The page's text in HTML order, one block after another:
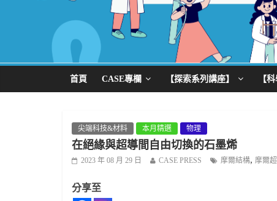
首頁 CASE專欄 【探索系列講座】 【
尖端科技&材料 本月精選 物理
在絕緣與超導間自由切換的石墨烯
2023 年 08 月 29 日 CASE PRESS 摩爾結構, 摩爾
分享至